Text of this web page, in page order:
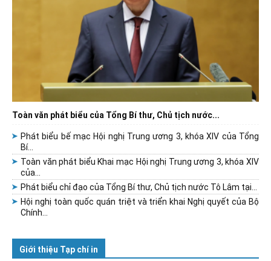
Toàn văn phát biểu của Tổng Bí thư, Chủ tịch nước...
Phát biểu bế mạc Hội nghị Trung ương 3, khóa XIV của Tổng
Bí...
Toàn văn phát biểu Khai mạc Hội nghị Trung ương 3, khóa XIV
của...
Phát biểu chỉ đạo của Tổng Bí thư, Chủ tịch nước Tô Lâm tại...
Hội nghị toàn quốc quán triệt và triển khai Nghị quyết của Bộ
Chính...
Giới thiệu Tạp chí in